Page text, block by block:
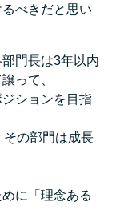
べきだと思い
門長は3年以内
って、
ションを目指
その部門は成長
に「理念ある